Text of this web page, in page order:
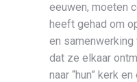
eeuwen, moeten
heeft gehad om
en
dat ze elkaar
naar “hun” kerk